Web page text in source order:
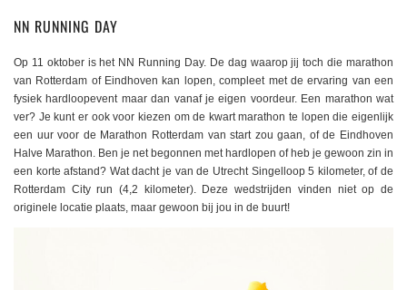
NN RUNNING DAY
Op 11 oktober is het NN Running Day. De dag waarop jij toch die marathon
van Rotterdam of Eindhoven kan lopen, compleet met de ervaring van een
fysiek hardloopevent maar dan vanaf je eigen voordeur. Een marathon wat
ver? Je kunt er ook voor kiezen om de kwart marathon te lopen die eigenlijk
een uur voor de Marathon Rotterdam van start zou gaan, of de Eindhoven
Halve Marathon. Ben je net begonnen met hardlopen of heb je gewoon zin in
een korte afstand? Wat dacht je van de Utrecht Singelloop 5 kilometer, of de
Rotterdam City run (4,2 kilometer). Deze wedstrijden vinden niet op de
originele locatie plaats, maar gewoon bij jou in de buurt!